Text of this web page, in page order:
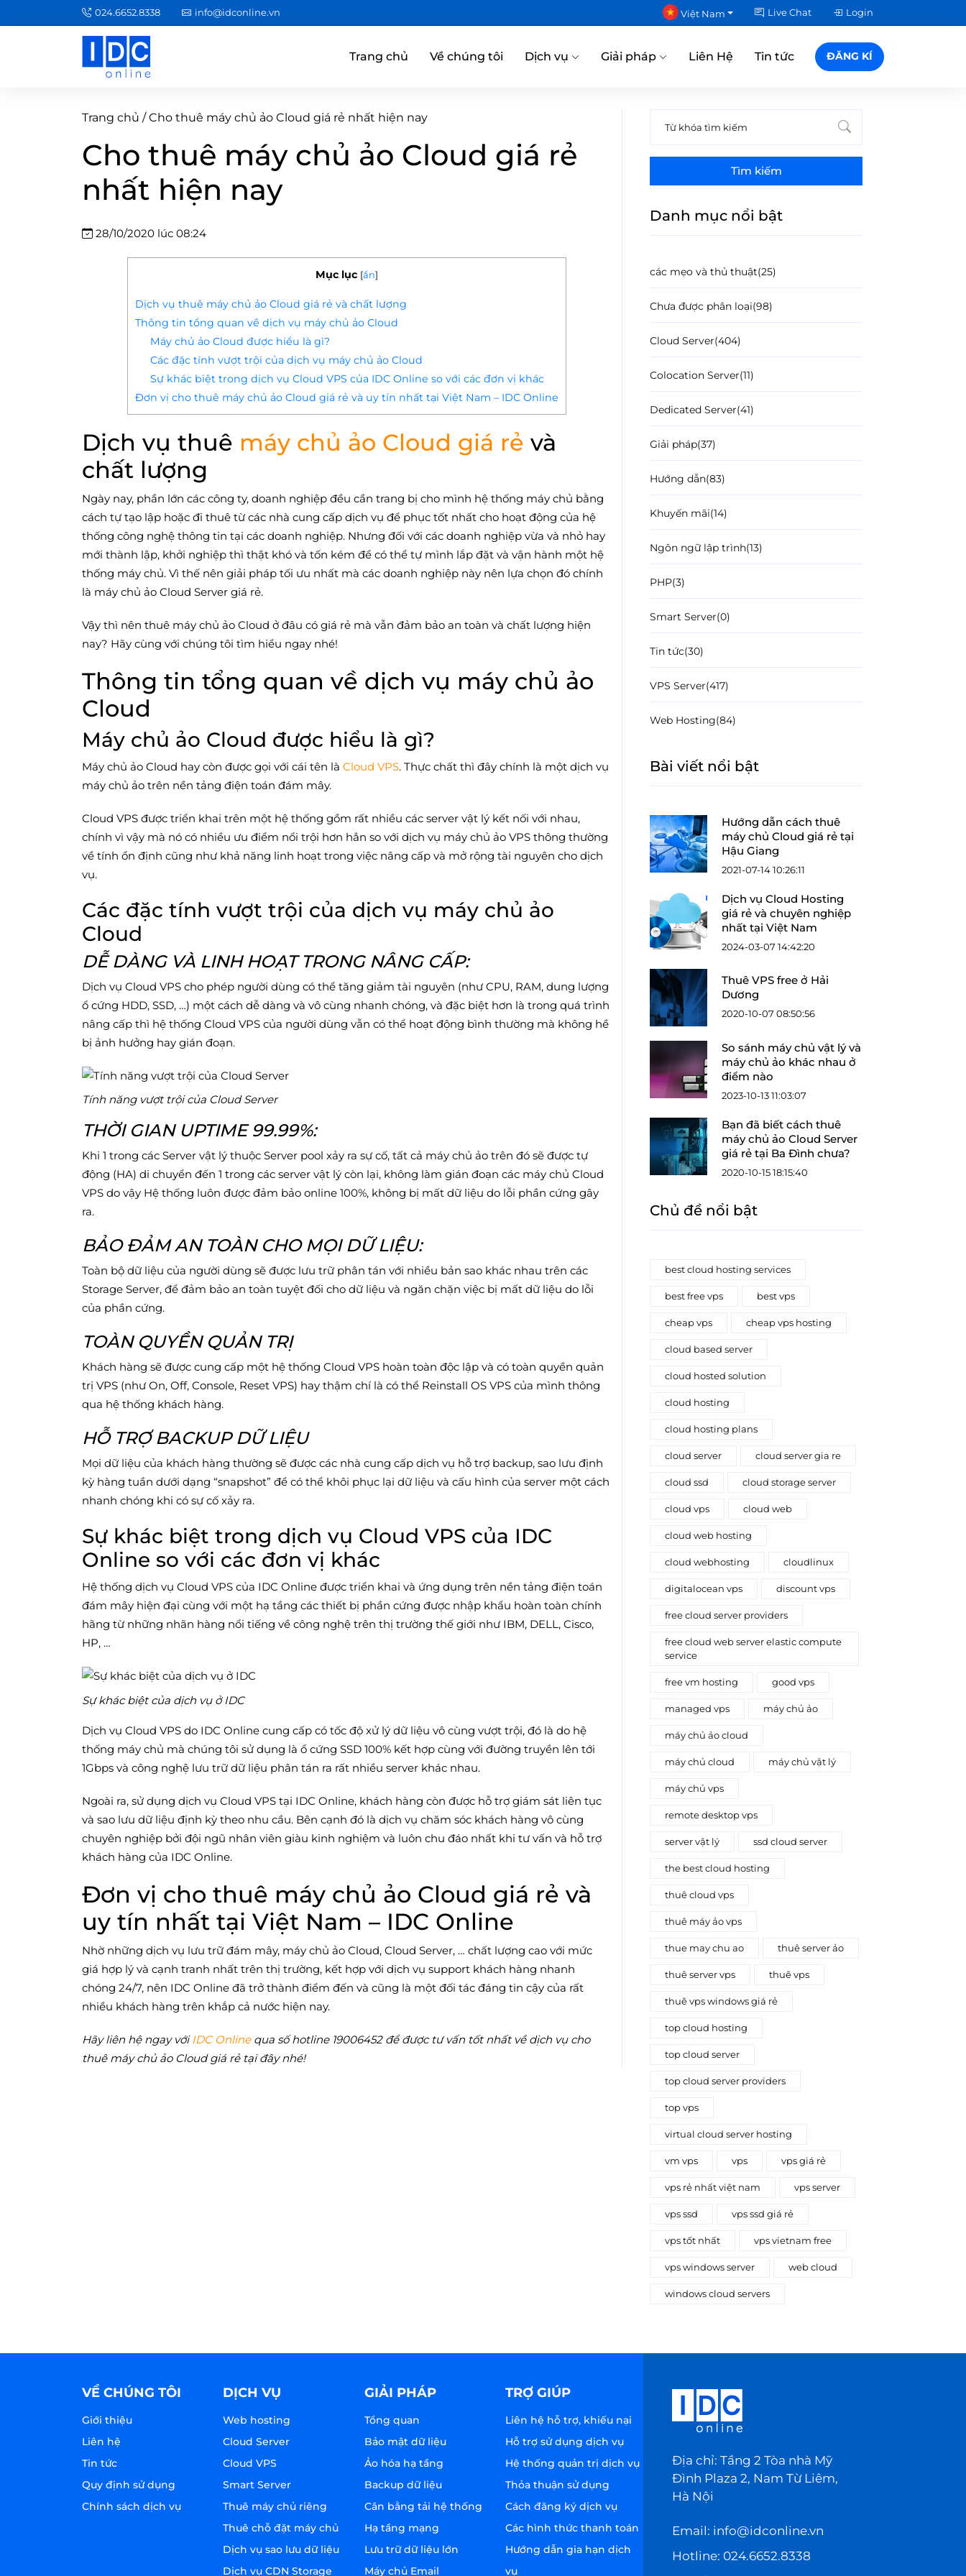
024.6652.8338 info@idconline.vn Việt Nam Live Chat Login
Trang chủ Về chúng tôi Dịch vụ Giải pháp Liên Hệ Tin tức ĐĂNG KÍ
Trang chủ /Cho thuê máy chủ ảo Cloud giá rẻ nhất hiện nay
Cho thuê máy chủ ảo Cloud giá rẻ
nhất hiện nay
28/10/2020 lúc 08:24
Mục lục [ẩn]
Dịch vụ thuê máy chủ ảo Cloud giá rẻ và chất lượng
Thông tin tổng quan về dịch vụ máy chủ ảo Cloud
Máy chủ ảo Cloud được hiểu là gì?
Các đặc tính vượt trội của dịch vụ máy chủ ảo Cloud
Sự khác biệt trong dịch vụ Cloud VPS của IDC Online so với các đơn vị khác
Đơn vị cho thuê máy chủ ảo Cloud giá rẻ và uy tín nhất tại Việt Nam – IDC Online
Dịch vụ thuê máy chủ ảo Cloud giá rẻ và
chất lượng
Ngày nay, phần lớn các công ty, doanh nghiệp đều cần trang bị cho mình hệ thống máy chủ bằng
cách tự tạo lập hoặc đi thuê từ các nhà cung cấp dịch vụ để phục tốt nhất cho hoạt động của hệ
thống công nghệ thông tin tại các doanh nghiệp. Nhưng đối với các doanh nghiệp vừa và nhỏ hay
mới thành lập, khởi nghiệp thì thật khó và tốn kém để có thể tự mình lắp đặt và vận hành một hệ
thống máy chủ. Vì thế nên giải pháp tối ưu nhất mà các doanh nghiệp này nên lựa chọn đó chính
là máy chủ ảo Cloud Server giá rẻ.
Vậy thì nên thuê máy chủ ảo Cloud ở đâu có giá rẻ mà vẫn đảm bảo an toàn và chất lượng hiện
nay? Hãy cùng với chúng tôi tìm hiểu ngay nhé!
Thông tin tổng quan về dịch vụ máy chủ ảo
Cloud
Máy chủ ảo Cloud được hiểu là gì?
Máy chủ ảo Cloud hay còn được gọi với cái tên là Cloud VPS. Thực chất thì đây chính là một dịch vụ
máy chủ ảo trên nền tảng điện toán đám mây.
Cloud VPS được triển khai trên một hệ thống gồm rất nhiều các server vật lý kết nối với nhau,
chính vì vậy mà nó có nhiều ưu điểm nổi trội hơn hẳn so với dịch vụ máy chủ ảo VPS thông thường
về tính ổn định cũng như khả năng linh hoạt trong việc nâng cấp và mở rộng tài nguyên cho dịch
vụ.
Các đặc tính vượt trội của dịch vụ máy chủ ảo
Cloud
DỄ DÀNG VÀ LINH HOẠT TRONG NÂNG CẤP:
Dịch vụ Cloud VPS cho phép người dùng có thể tăng giảm tài nguyên (như CPU, RAM, dung lượng
ổ cứng HDD, SSD, …) một cách dễ dàng và vô cùng nhanh chóng, và đặc biệt hơn là trong quá trình
nâng cấp thì hệ thống Cloud VPS của người dùng vẫn có thể hoạt động bình thường mà không hề
bị ảnh hưởng hay gián đoạn.
Tính năng vượt trội của Cloud Server
THỜI GIAN UPTIME 99.99%:
Khi 1 trong các Server vật lý thuộc Server pool xảy ra sự cố, tất cả máy chủ ảo trên đó sẽ được tự
động (HA) di chuyển đến 1 trong các server vật lý còn lại, không làm gián đoạn các máy chủ Cloud
VPS do vậy Hệ thống luôn được đảm bảo online 100%, không bị mất dữ liệu do lỗi phần cứng gây
ra.
BẢO ĐẢM AN TOÀN CHO MỌI DỮ LIỆU:
Toàn bộ dữ liệu của người dùng sẽ được lưu trữ phân tán với nhiều bản sao khác nhau trên các
Storage Server, để đảm bảo an toàn tuyệt đối cho dữ liệu và ngăn chặn việc bị mất dữ liệu do lỗi
của phần cứng.
TOÀN QUYỀN QUẢN TRỊ
Khách hàng sẽ được cung cấp một hệ thống Cloud VPS hoàn toàn độc lập và có toàn quyền quản
trị VPS (như On, Off, Console, Reset VPS) hay thậm chí là có thể Reinstall OS VPS của mình thông
qua hệ thống khách hàng.
HỖ TRỢ BACKUP DỮ LIỆU
Mọi dữ liệu của khách hàng thường sẽ được các nhà cung cấp dịch vụ hỗ trợ backup, sao lưu định
kỳ hàng tuần dưới dạng “snapshot” để có thể khôi phục lại dữ liệu và cấu hình của server một cách
nhanh chóng khi có sự cố xảy ra.
Sự khác biệt trong dịch vụ Cloud VPS của IDC
Online so với các đơn vị khác
Hệ thống dịch vụ Cloud VPS của IDC Online được triển khai và ứng dụng trên nền tảng điện toán
đám mây hiện đại cùng với một hạ tầng các thiết bị phần cứng được nhập khẩu hoàn toàn chính
hãng từ những nhãn hàng nổi tiếng về công nghệ trên thị trường thế giới như IBM, DELL, Cisco,
HP, …
Sự khác biệt của dịch vụ ở IDC
Dịch vụ Cloud VPS do IDC Online cung cấp có tốc độ xử lý dữ liệu vô cùng vượt trội, đó là do hệ
thống máy chủ mà chúng tôi sử dụng là ổ cứng SSD 100% kết hợp cùng với đường truyền lên tới
1Gbps và công nghệ lưu trữ dữ liệu phân tán ra rất nhiều server khác nhau.
Ngoài ra, sử dụng dịch vụ Cloud VPS tại IDC Online, khách hàng còn được hỗ trợ giám sát liên tục
và sao lưu dữ liệu định kỳ theo nhu cầu. Bên cạnh đó là dịch vụ chăm sóc khách hàng vô cùng
chuyên nghiệp bởi đội ngũ nhân viên giàu kinh nghiệm và luôn chu đáo nhất khi tư vấn và hỗ trợ
khách hàng của IDC Online.
Đơn vị cho thuê máy chủ ảo Cloud giá rẻ và
uy tín nhất tại Việt Nam – IDC Online
Nhờ những dịch vụ lưu trữ đám mây, máy chủ ảo Cloud, Cloud Server, … chất lượng cao với mức
giá hợp lý và cạnh tranh nhất trên thị trường, kết hợp với dịch vụ support khách hàng nhanh
chóng 24/7, nên IDC Online đã trở thành điểm đến và cũng là một đối tác đáng tin cậy của rất
nhiều khách hàng trên khắp cả nước hiện nay.
Hãy liên hệ ngay với IDC Onlinequa số hotline 19006452 để được tư vấn tốt nhất về dịch vụ cho
thuê máy chủ ảo Cloud giá rẻ tại đây nhé!
Tìm kiếm
Danh mục nổi bật
các mẹo và thủ thuật(25)
Chưa được phân loại(98)
Cloud Server(404)
Colocation Server(11)
Dedicated Server(41)
Giải pháp(37)
Hướng dẫn(83)
Khuyến mãi(14)
Ngôn ngữ lập trình(13)
PHP(3)
Smart Server(0)
Tin tức(30)
VPS Server(417)
Web Hosting(84)
Bài viết nổi bật
Hướng dẫn cách thuê
máy chủ Cloud giá rẻ tại
Hậu Giang
2021-07-14 10:26:11
Dịch vụ Cloud Hosting
giá rẻ và chuyên nghiệp
nhất tại Việt Nam
2024-03-07 14:42:20
Thuê VPS free ở Hải
Dương
2020-10-07 08:50:56
So sánh máy chủ vật lý và
máy chủ ảo khác nhau ở
điểm nào
2023-10-13 11:03:07
Bạn đã biết cách thuê
máy chủ ảo Cloud Server
giá rẻ tại Ba Đình chưa?
2020-10-15 18:15:40
Chủ đề nổi bật
best cloud hosting services
best free vps best vps
cheap vps cheap vps hosting
cloud based server
cloud hosted solution
cloud hosting
cloud hosting plans
cloud server cloud server gia re
cloud ssd cloud storage server
cloud vps cloud web
cloud web hosting
cloud webhosting cloudlinux
digitalocean vps discount vps
free cloud server providers
free cloud web server elastic compute
service
free vm hosting good vps
managed vps máy chủ ảo
máy chủ ảo cloud
máy chủ cloud máy chủ vật lý
máy chủ vps
remote desktop vps
server vật lý ssd cloud server
the best cloud hosting
thuê cloud vps
thuê máy ảo vps
thue may chu ao thuê server ảo
thuê server vps thuê vps
thuê vps windows giá rẻ
top cloud hosting
top cloud server
top cloud server providers
top vps
virtual cloud server hosting
vm vps vps vps giá rẻ
vps rẻ nhất việt nam vps server
vps ssd vps ssd giá rẻ
vps tốt nhất vps vietnam free
vps windows server web cloud
windows cloud servers
VỀ CHÚNG TÔI
Giới thiệu
Liên hệ
Tin tức
Quy định sử dụng
Chính sách dịch vụ
DỊCH VỤ
Web hosting
Cloud Server
Cloud VPS
Smart Server
Thuê máy chủ riêng
Thuê chỗ đặt máy chủ
Dịch vụ sao lưu dữ liệu
Dịch vụ CDN Storage
GIẢI PHÁP
Tổng quan
Bảo mật dữ liệu
Ảo hóa hạ tầng
Backup dữ liệu
Cân bằng tải hệ thống
Hạ tầng mạng
Lưu trữ dữ liệu lớn
Máy chủ Email
TRỢ GIÚP
Liên hệ hỗ trợ, khiếu nại
Hỗ trợ sử dụng dịch vụ
Hệ thống quản trị dịch vụ
Thỏa thuận sử dụng
Cách đăng ký dịch vụ
Các hình thức thanh toán
Hướng dẫn gia hạn dịch
vụ
Địa chỉ: Tầng 2 Tòa nhà Mỹ
Đình Plaza 2, Nam Từ Liêm,
Hà Nội
Email: info@idconline.vn
Hotline: 024.6652.8338